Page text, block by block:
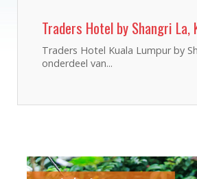
Traders Hotel by Shangri La,
Traders Hotel Kuala Lumpur by
onderdeel van...